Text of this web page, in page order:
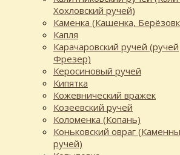
Хохловский ручей)
Каменка (Кашенка,
Капля
Карачаровский ручей (ручей
Фрезер)
Керосиновый ручей
Кипятка
Кожевнический вражек
Козеевский ручей
Коломенка (Копань)
Коньковский овраг
ручей)